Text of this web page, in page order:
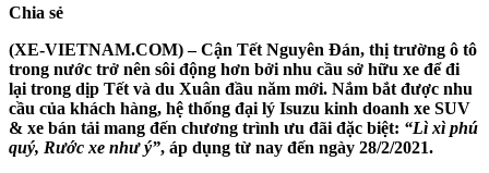
Chia sẻ
(XE-VIETNAM.COM) – Cận Tết Nguyên Đán, thị trường ô tô
trong nước trở nên sôi động hơn bởi nhu cầu sở hữu xe để đi
lại trong dịp Tết và du Xuân đầu năm mới. Nắm bắt được nhu
cầu của khách hàng, hệ thống đại lý Isuzu kinh doanh xe SUV
& xe bán tải mang đến chương trình ưu đãi đặc biệt: “Lì xì phú
quý, Rước xe như ý”, áp dụng từ nay đến ngày 28/2/2021.